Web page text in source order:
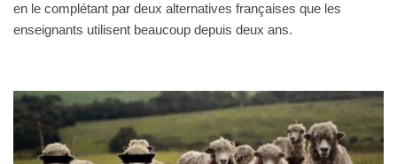
en le complétant par deux alternatives françaises que les
enseignants utilisent beaucoup depuis deux ans.